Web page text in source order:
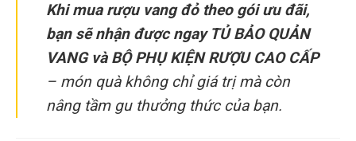
Khi mua rượu vang đỏ theo gói ưu đãi,
bạn sẽ nhận được ngay TỦ BẢO QUẢN
VANG và BỘ PHỤ KIỆN RƯỢU CAO CẤP
– món quà không chỉ giá trị mà còn
nâng tầm gu thưởng thức của bạn.